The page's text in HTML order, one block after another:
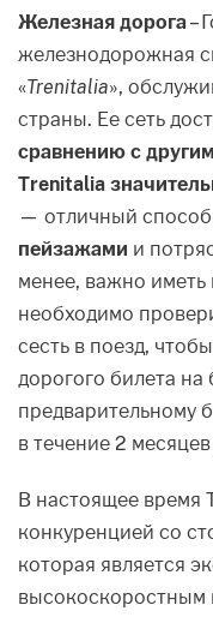
Железная дорога –
железнодорожная
«Trenitalia»,
страны. Ее сеть
сравнению с
Trenitalia
— отличный способ
пейзажами и
менее, важно иметь
необходимо
сесть в поезд,
дорогого билета
предварительному
в течение 2
В настоящее время
конкуренцией со
которая является
высокоскоростным